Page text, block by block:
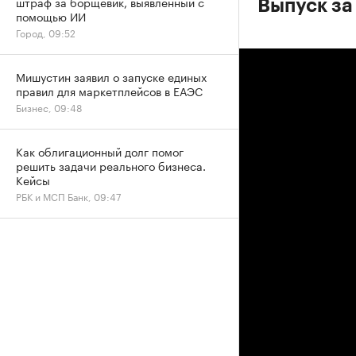
Выпуск
помощью ИИ
Город, 09:52
Мишустин заявил о запуске единых
правил для маркетплейсов в ЕАЭС
Бизнес, 09:48
Как облигационный долг помог
решить задачи реального бизнеса.
Кейсы
РБК и МСП Банк, 09:47